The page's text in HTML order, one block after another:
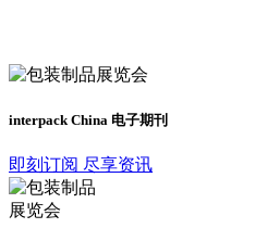
interpack China 电子期刊
即刻订阅 尽享资讯